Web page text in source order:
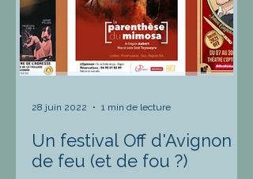
Un festival Off d'Avignon
de feu (et de fou ?)
28 juin 2022 1 min de lecture